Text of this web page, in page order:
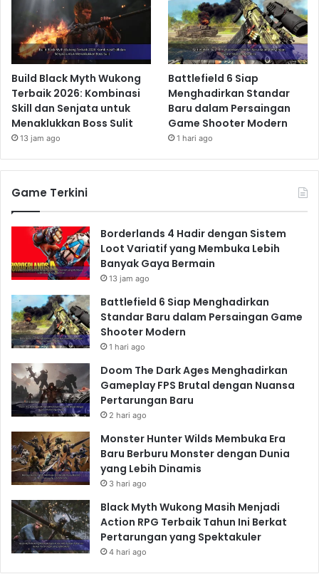
Build Black Myth Wukong
Terbaik 2026: Kombinasi
Skill dan Senjata untuk
Menaklukkan Boss Sulit
13 jam ago
Battlefield 6 Siap
Menghadirkan Standar
Baru dalam Persaingan
Game Shooter Modern
1 hari ago
Game Terkini
Borderlands 4 Hadir dengan Sistem
Loot Variatif yang Membuka Lebih
Banyak Gaya Bermain
13 jam ago
Battlefield 6 Siap Menghadirkan
Standar Baru dalam Persaingan Game
Shooter Modern
1 hari ago
Doom The Dark Ages Menghadirkan
Gameplay FPS Brutal dengan Nuansa
Pertarungan Baru
2 hari ago
Monster Hunter Wilds Membuka Era
Baru Berburu Monster dengan Dunia
yang Lebih Dinamis
3 hari ago
Black Myth Wukong Masih Menjadi
Action RPG Terbaik Tahun Ini Berkat
Pertarungan yang Spektakuler
4 hari ago